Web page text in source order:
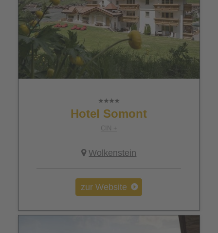
Hotel Somont
CIN +
Wolkenstein
zur Website